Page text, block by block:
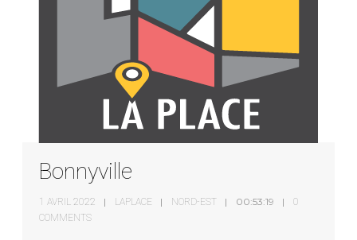
Bonnyville
1 AVRIL 2022 LAPLACE NORD-EST 00:53:19
0
COMMENTS